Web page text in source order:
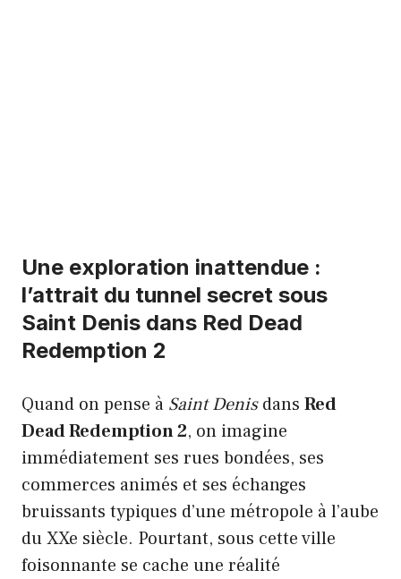
Une exploration inattendue :
l’attrait du tunnel secret sous
Saint Denis dans Red Dead
Redemption 2
Quand on pense à Saint Denisdans Red
Dead Redemption 2, on imagine
immédiatement ses rues bondées, ses
commerces animés et ses échanges
bruissants typiques d’une métropole à l’aube
du XXe siècle. Pourtant, sous cette ville
foisonnante se cache une réalité